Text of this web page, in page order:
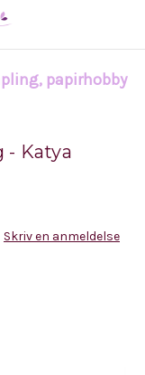
papirhobby
- Katya
Skriv en anmeldelse